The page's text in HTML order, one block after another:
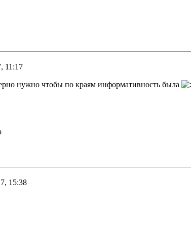
11:17
нужно чтобы по краям информативность была
15:38